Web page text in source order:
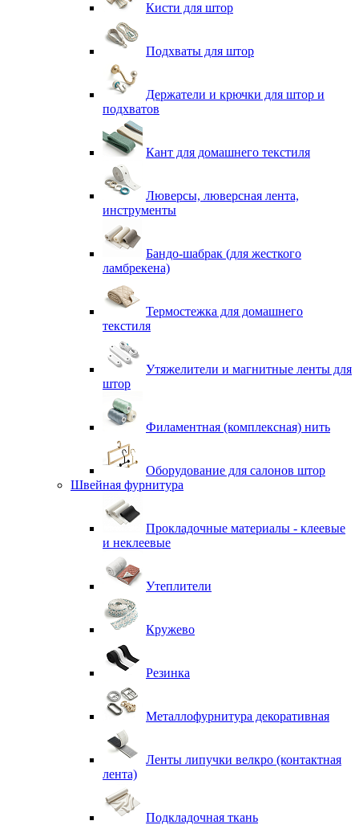
Кисти для штор
Подхваты для штор
Держатели и крючки для штор и
подхватов
Кант для домашнего текстиля
Люверсы, люверсная лента,
инструменты
Бандо-шабрак (для жесткого
ламбрекена)
Термостежка для домашнего
текстиля
Утяжелители и магнитные ленты для
штор
Филаментная (комплексная) нить
Оборудование для салонов штор
Швейная фурнитура
Прокладочные материалы - клеевые
и неклеевые
Утеплители
Кружево
Резинка
Металлофурнитура декоративная
Ленты липучки велкро (контактная
лента)
Подкладочная ткань